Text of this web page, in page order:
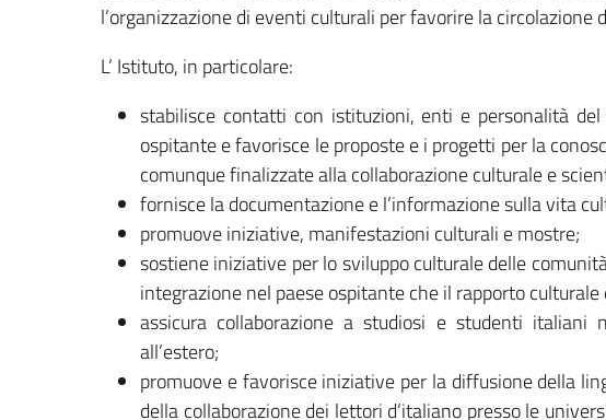
l’organizzazione di eventi culturali per favorire la circolazione
L’ Istituto, in particolare:
stabilisce contatti con istituzioni, enti e personalità
ospitante e favorisce le proposte e i progetti per la
comunque finalizzate alla collaborazione culturale e
fornisce la documentazione e l’informazione sulla vita
promuove iniziative, manifestazioni culturali e mostre;
sostiene iniziative per lo sviluppo culturale delle
integrazione nel paese ospitante che il rapporto culturale
assicura collaborazione a studiosi e studenti
all’estero;
promuove e favorisce iniziative per la diffusione della
della collaborazione dei lettori d’italiano presso le